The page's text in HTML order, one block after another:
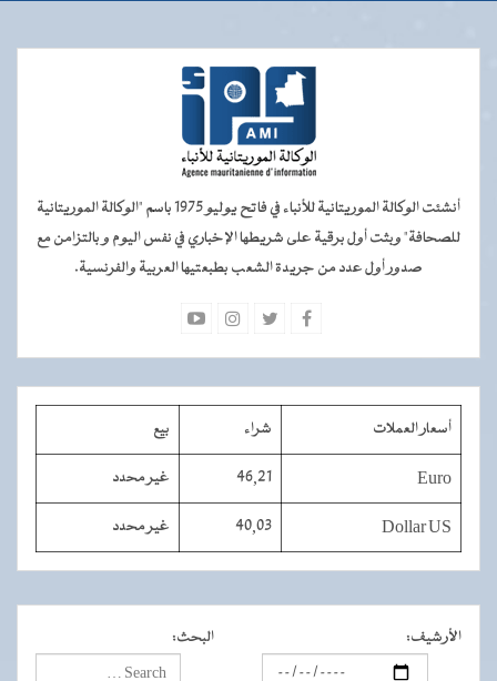
أنشئت الوكالة الموريتانية للأنباء في فاتح يوليو 1975 باسم "الوكالة الموريتانية
للصحافة" وبثت أول برقية على شريطها الإخباري في نفس اليوم و بالتزامن مع
صدور أول عدد من جريدة الشعب بطبعتيها العربية والفرنسية.
أسعار العملات شراء بيع
Euro
46,21 غير محدد
Dollar US
40,03 غير محدد
الأرشيف: البحث: